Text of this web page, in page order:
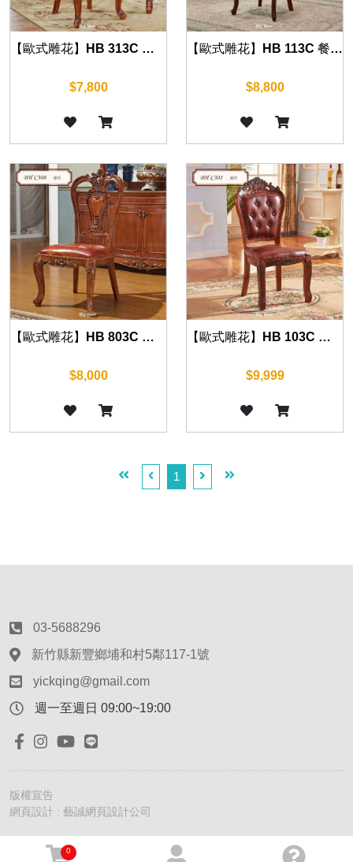
【歐式雕花】HB 313C 餐椅(復古棕)
$7,800
【歐式雕花】HB 113C 餐椅(復古棕)
$8,800
【歐式雕花】HB 803C 餐椅(復古棕)
$8,000
【歐式雕花】HB 103C 餐椅(復古棕)
$9,999
1
0
03-5688296
新竹縣新豐鄉埔和村5鄰117-1號
yickqing@gmail.com
週一至週日 09:00~19:00
版權宣告
網頁設計 : 藝誠網頁設計公司